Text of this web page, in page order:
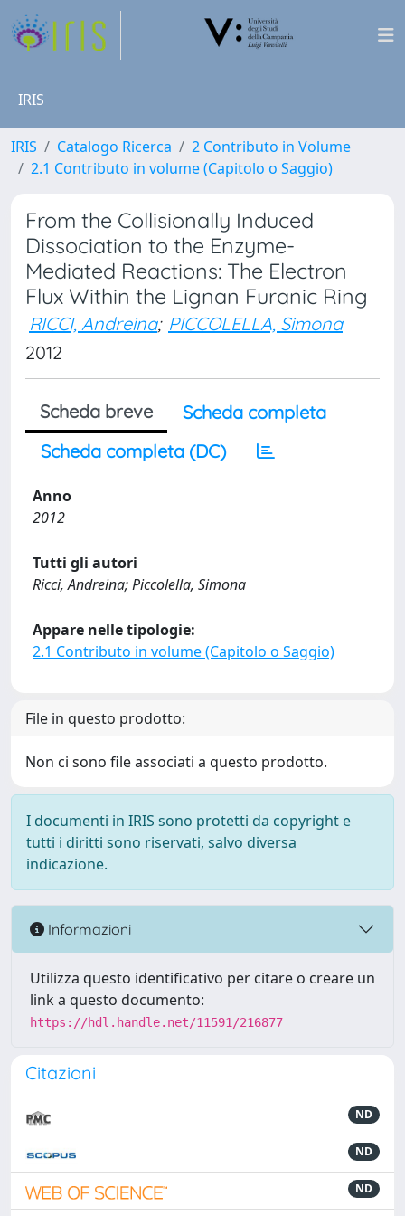
IRIS
IRIS Catalogo Ricerca
2 Contributo in Volume
2.1 Contributo in volume (Capitolo o Saggio)
From the Collisionally Induced
Dissociation to the Enzyme-
Mediated Reactions: The Electron
Flux Within the Lignan Furanic Ring
RICCI, Andreina; PICCOLELLA, Simona
2012
Scheda breve
Scheda completa
Scheda completa (DC)
Anno
2012
Tutti gli autori
Ricci, Andreina; Piccolella, Simona
Appare nelle tipologie:
2.1 Contributo in volume (Capitolo o Saggio)
File in questo prodotto:
Non ci sono file associati a questo prodotto.
I documenti in IRIS sono protetti da copyright e
tutti i diritti sono riservati, salvo diversa
indicazione.
Informazioni
Utilizza questo identificativo per citare o creare un
link a questo documento:
https://hdl.handle.net/11591/216877
Citazioni
ND
ND
ND